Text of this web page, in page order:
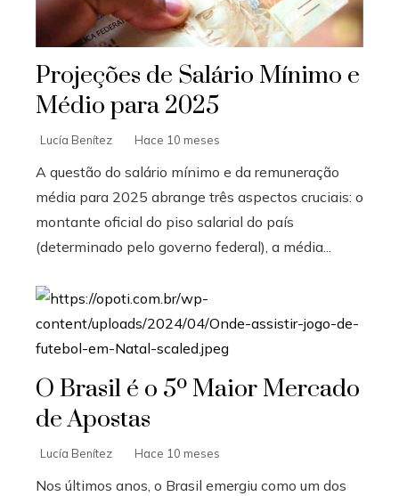
Projeções de Salário Mínimo e
Médio para 2025
Lucía Benítez Hace 10 meses
A questão do salário mínimo e da remuneração
média para 2025 abrange três aspectos cruciais: o
montante oficial do piso salarial do país
(determinado pelo governo federal), a média...
O Brasil é o 5º Maior Mercado
de Apostas
Lucía Benítez Hace 10 meses
Nos últimos anos, o Brasil emergiu como um dos